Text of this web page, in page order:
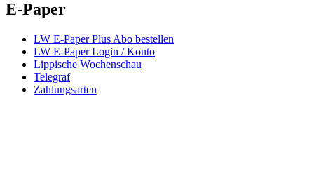
E-Paper
LW E-Paper Plus Abo bestellen
LW E-Paper Login / Konto
Lippische Wochenschau
Telegraf
Zahlungsarten